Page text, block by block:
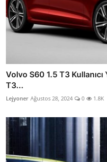
Volvo S60 1.5 T3
T3...
Lejyoner Ağustos 28, 2024 0 1.8K